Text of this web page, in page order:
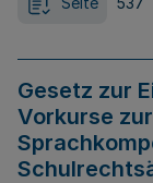
Gesetz zur
Vorkurse